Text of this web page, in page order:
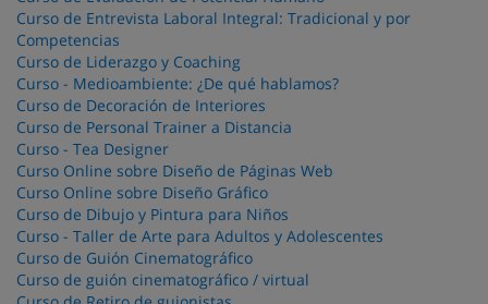
Curso de Entrevista Laboral Integral: Tradicional y por
Competencias
Curso de Liderazgo y Coaching
Curso - Medioambiente: ¿De qué hablamos?
Curso de Decoración de Interiores
Curso de Personal Trainer a Distancia
Curso - Tea Designer
Curso Online sobre Diseño de Páginas Web
Curso Online sobre Diseño Gráfico
Curso de Dibujo y Pintura para Niños
Curso - Taller de Arte para Adultos y Adolescentes
Curso de Guión Cinematográfico
Curso de guión cinematográfico / virtual